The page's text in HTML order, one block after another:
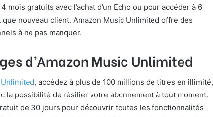
mois gratuits avec l’achat d’un Echo ou pour accéder à 6
nouveau client, Amazon Music Unlimited offre des
à ne pas manquer.
d’Amazon Music Unlimited
, accédez à plus de 100 millions de titres en illimité,
la possibilité de résilier votre abonnement à tout moment.
de 30 jours pour découvrir toutes les fonctionnalités